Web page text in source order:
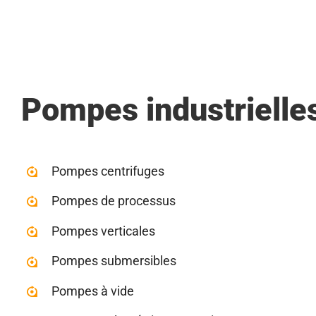
Pompes
Pompes centrifuges
Pompes de processus
Pompes verticales
Pompes submersibles
Pompes à vide